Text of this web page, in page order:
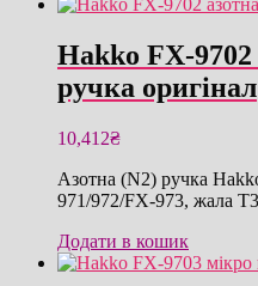
Hakko FX-9702
ручка оригінал
10,412₴
Азотна (N2) ручка
971/972/FX-973, жала
Додати в кошик